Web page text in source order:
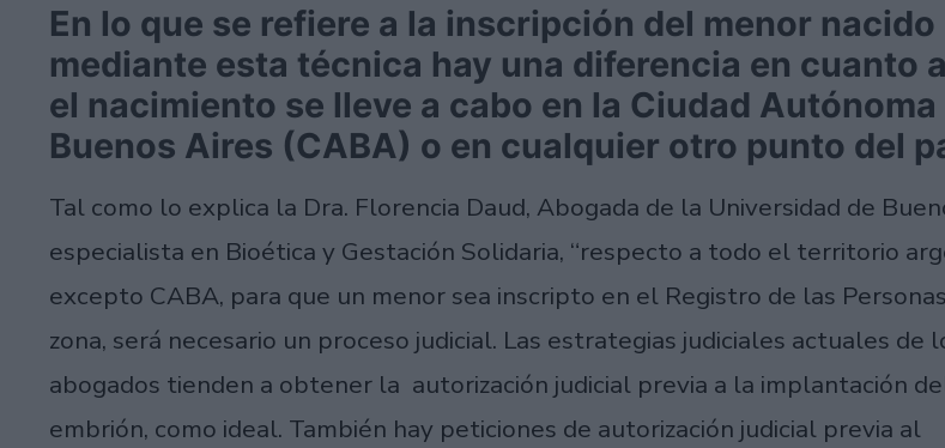
En lo que se refiere a la inscripción del menor nacido
mediante esta técnica hay una diferencia en cuanto
el nacimiento se lleve a cabo en la Ciudad Autónoma
Buenos Aires (CABA) o en cualquier otro punto del
Tal como lo explica la Dra. Florencia Daud, Abogada de la Universidad de
especialista en Bioética y Gestación Solidaria, “respecto a todo el territorio
excepto CABA, para que un menor sea inscripto en el Registro de las
zona, será necesario un proceso judicial. Las estrategias judiciales actuales de
abogados tienden a obtener la autorización judicial previa a la implantación
embrión, como ideal. También hay peticiones de autorización judicial previa al